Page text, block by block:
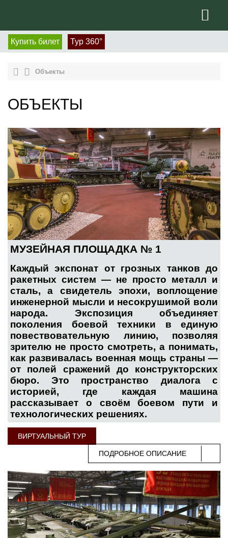
Купить билет Тур 360°
Объекты
ОБЪЕКТЫ
МУЗЕЙНАЯ ПЛОЩАДКА № 1
Каждый экспонат от грозных танков до
ракетных систем — не просто металл и
сталь, а свидетель эпохи, воплощение
инженерной мысли и несокрушимой воли
народа. Экспозиция объединяет
поколения боевой техники в единую
повествовательную линию, позволяя
зрителю не просто смотреть, а понимать,
как развивалась военная мощь страны —
от полей сражений до конструкторских
бюро. Это пространство диалога с
историей, где каждая машина
рассказывает о своём боевом пути и
технологических решениях.
ВИРТУАЛЬНЫЙ ТУР
ПОДРОБНОЕ ОПИСАНИЕ